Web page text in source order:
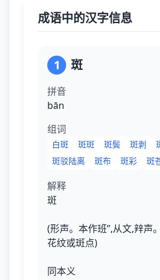
成语中的汉字信息
1 斑
拼音
bān
组词
白斑 斑斑 斑鬓 斑剥
斑驳陆离
斑布 斑彩 斑
解释
斑
(形声。本作班”,从文,辡声
花纹或斑点)
同本义